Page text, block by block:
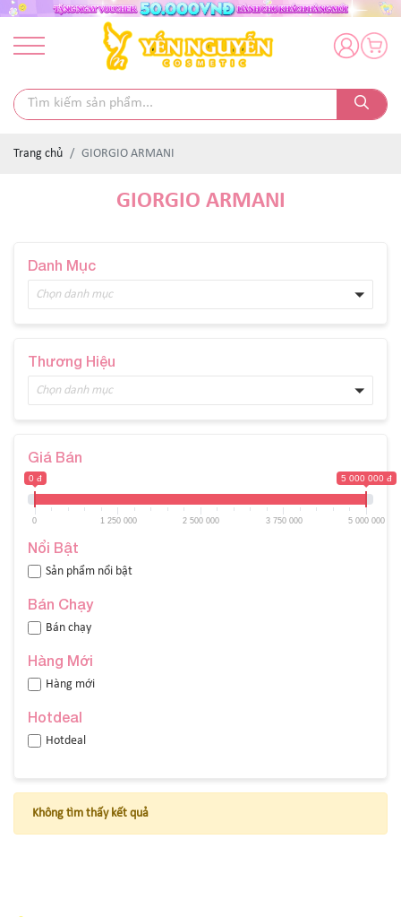
Trang chủ GIORGIO ARMANI
GIORGIO ARMANI
Danh Mục
Chọn danh mục
Thương Hiệu
Chọn danh mục
Giá Bán
0 đ 5 000 000 đ
0 1 250 000 2 500 000 3 750 000 5 000 000
Nổi Bật
Sản phẩm nổi bật
Bán Chạy
Bán chạy
Hàng Mới
Hàng mới
Hotdeal
Hotdeal
Không tìm thấy kết quả